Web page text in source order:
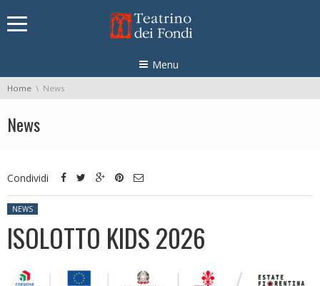
Menu
You are here:
Home News
News
Condividi
Posted in:
NEWS
ISOLOTTO KIDS 2026